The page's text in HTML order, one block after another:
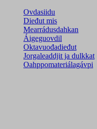
Ovdasiidu
Dieđut mis
Mearrádusdahkan
Áigeguovdil
Oktavuođadieđut
Jorgaleaddjit ja dulkkat
Oahppomateriálagávpi